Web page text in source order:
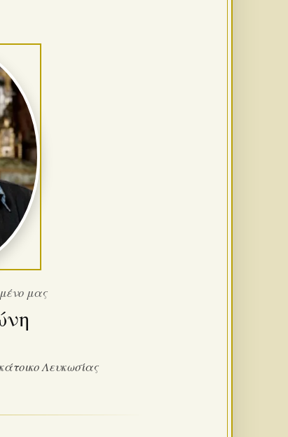
μας
Λευκωσίας